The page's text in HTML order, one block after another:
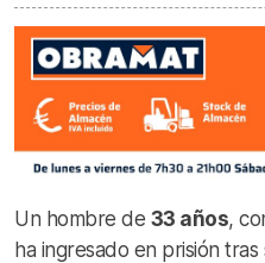
Un hombre de 33 años,
ha ingresado en prisión